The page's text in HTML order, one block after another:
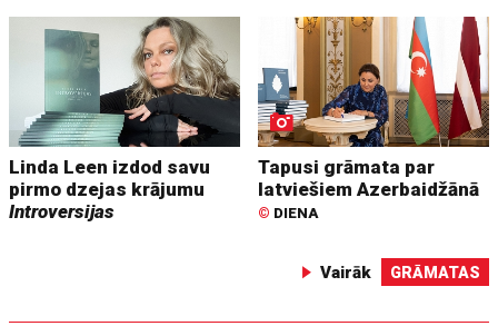
Linda Leen izdod savu
pirmo dzejas krājumu
Introversijas
Tapusi grāmata par
latviešiem Azerbaidžānā
© DIENA
Vairāk GRĀMATAS